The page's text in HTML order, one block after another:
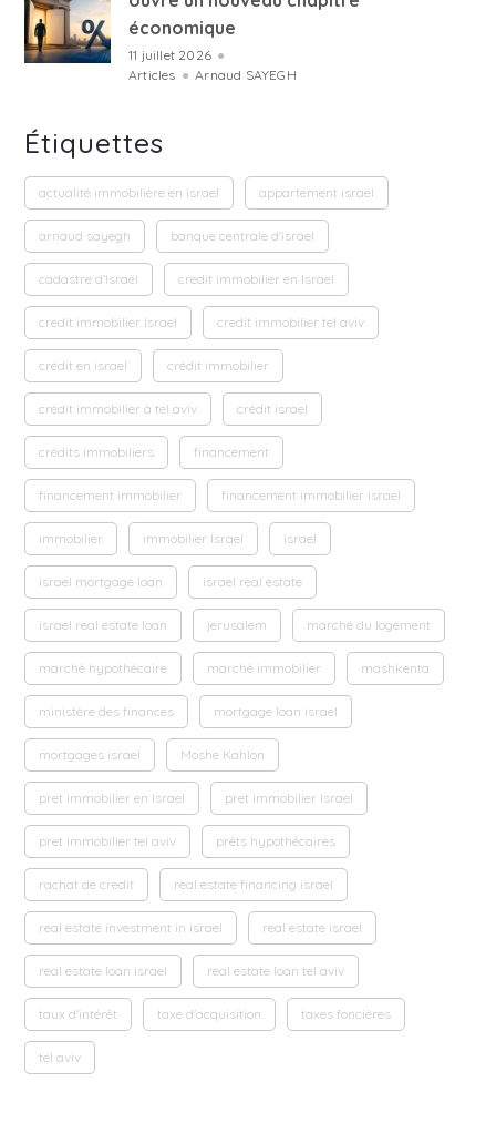
économique
11 juillet 2026 ●
Articles ● Arnaud SAYEGH
Étiquettes
actualité immobilière en israel appartement israel
arnaud sayegh banque centrale d'israel
cadastre d'Israël credit immobilier en Israel
credit immobilier Israel credit immobilier tel aviv
crédit en israel crédit immobilier
crédit immobilier à tel aviv crédit israel
crédits immobiliers financement
financement immobilier financement immobilier israel
immobilier immobilier Israel israel
israel mortgage loan israel real estate
israel real estate loan jerusalem marché du logement
marché hypothécaire marché immobilier mashkenta
ministère des finances mortgage loan israel
mortgages israel Moshe Kahlon
pret immobilier en Israel pret immobilier Israel
pret immobilier tel aviv prêts hypothécaires
rachat de credit real estate financing israel
real estate investment in israel real estate israel
real estate loan israel real estate loan tel aviv
taux d'intérêt taxe d'acquisition taxes foncières
tel aviv